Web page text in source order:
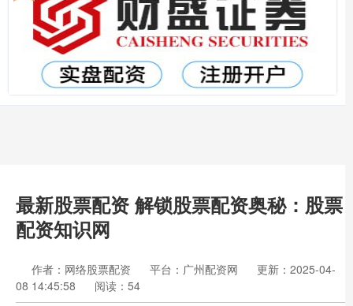
最新股票配资 解锁股票配资奥秘：股票
配资知识网
作者：网络股票配资 平台：广州配资网
更新：2025-04-
08 14:45:58
阅读：54